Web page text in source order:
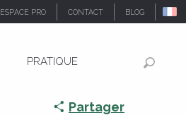
ESPACE PRO CONTACT BLOG
PRATIQUE
Partager